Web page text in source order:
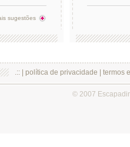
sugestões
.:: | política de privacidade termos
© 2007